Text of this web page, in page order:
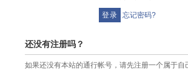
忘记密码?
还没有注册吗？
如果还没有本站的通行帐号，请先注册一个属于自